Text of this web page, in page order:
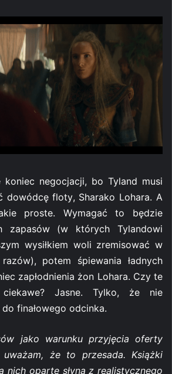
negocjacji, bo Tyland musi
dowódcę floty, Sharako Lohara. A
proste. Wymagać to będzie
zapasów (w których Tylandowi
wysiłkiem woli zremisować w
potem śpiewania ładnych
zapłodnienia żon Lohara. Czy te
ciekawe? Jasne. Tylko, że nie
finałowego odcinka.
jako warunku przyjęcia oferty
że to przesada. Książki
nich oparte słyną z realistycznego